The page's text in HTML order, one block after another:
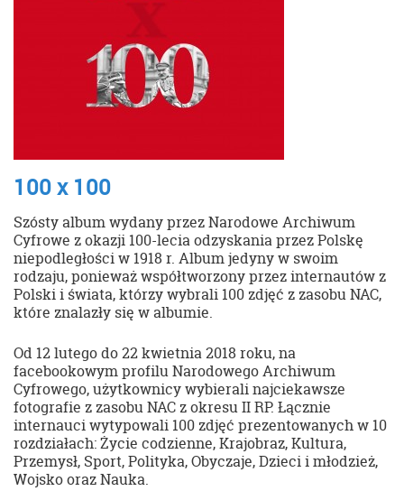
100 x 100
Szósty album wydany przez Narodowe Archiwum
Cyfrowe z okazji 100-lecia odzyskania przez Polskę
niepodległości w 1918 r. Album jedyny w swoim
rodzaju, ponieważ współtworzony przez internautów z
Polski i świata, którzy wybrali 100 zdjęć z zasobu NAC,
które znalazły się w albumie.
Od 12 lutego do 22 kwietnia 2018 roku, na
facebookowym profilu Narodowego Archiwum
Cyfrowego, użytkownicy wybierali najciekawsze
fotografie z zasobu NAC z okresu II RP. Łącznie
internauci wytypowali 100 zdjęć prezentowanych w 10
rozdziałach: Życie codzienne, Krajobraz, Kultura,
Przemysł, Sport, Polityka, Obyczaje, Dzieci i młodzież,
Wojsko oraz Nauka.